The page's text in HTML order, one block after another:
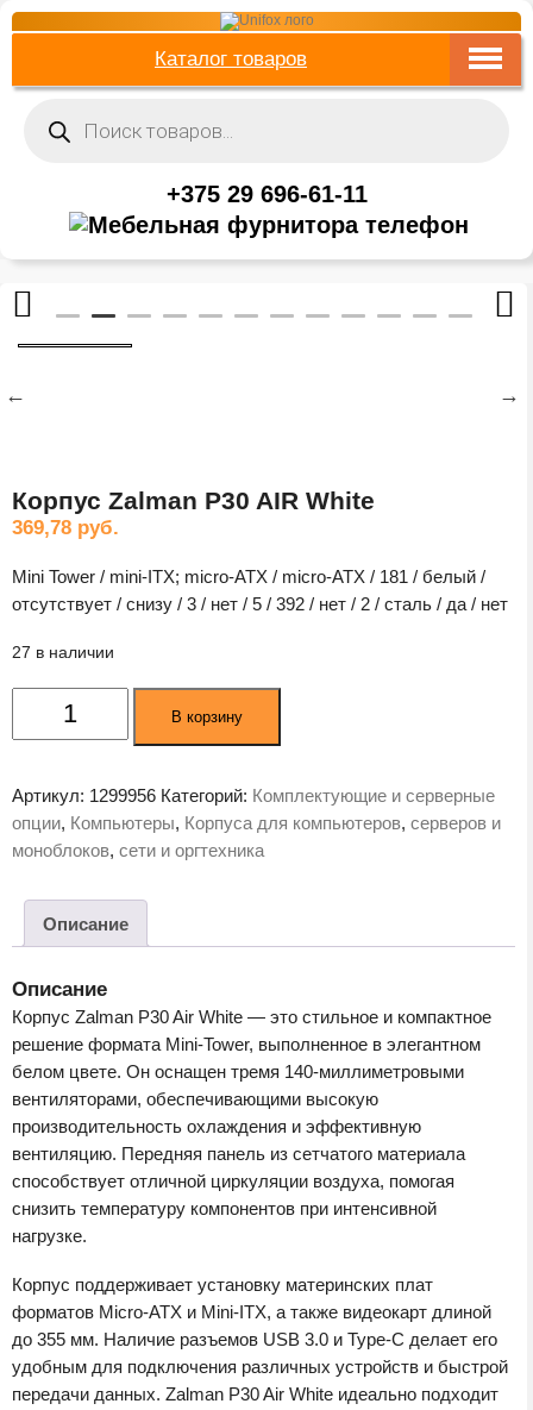
Каталог товаров
товаров
+375 29 696-61-11
Корпус Zalman P30 AIR White
369,78 руб.
Mini Tower / mini-ITX; micro-ATX / micro-ATX / 181 / белый /
отсутствует / снизу / 3 / нет / 5 / 392 / нет / 2 / сталь / да / нет
27 в наличии
Количество
товара
P30
AIR
В корзину
Артикул: 1299956 Категорий: Комплектующие и серверные
опции, Компьютеры, Корпуса для компьютеров, серверов и
моноблоков, сети и оргтехника
Описание
Описание
Корпус Zalman P30 Air White — это стильное и компактное
решение формата Mini-Tower, выполненное в элегантном
белом цвете. Он оснащен тремя 140-миллиметровыми
вентиляторами, обеспечивающими высокую
производительность охлаждения и эффективную
вентиляцию. Передняя панель из сетчатого материала
способствует отличной циркуляции воздуха, помогая
снизить температуру компонентов при интенсивной
нагрузке.
Корпус поддерживает установку материнских плат
форматов Micro-ATX и Mini-ITX, а также видеокарт длиной
до 355 мм. Наличие разъемов USB 3.0 и Type-C делает его
удобным для подключения различных устройств и быстрой
передачи данных. Zalman P30 Air White идеально подходит